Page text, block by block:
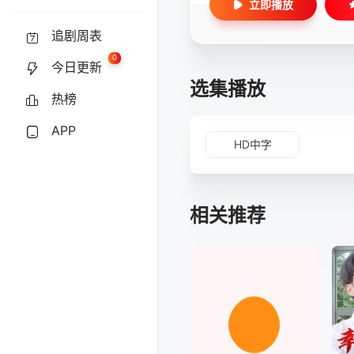
追剧周表
今日更新
0
热榜
APP
立即播放
选集播放
HD中字
相关推荐